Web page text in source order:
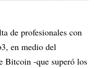
de profesionales con
en medio del
Bitcoin -que superó los